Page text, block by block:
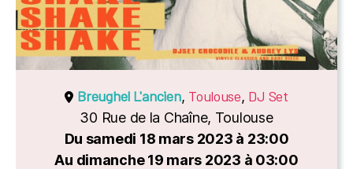
Breughel L'ancien, Toulouse, DJ Set
30 Rue de la Chaîne, Toulouse
Du samedi 18 mars 2023 à 23:00
Au dimanche 19 mars 2023 à 03:00